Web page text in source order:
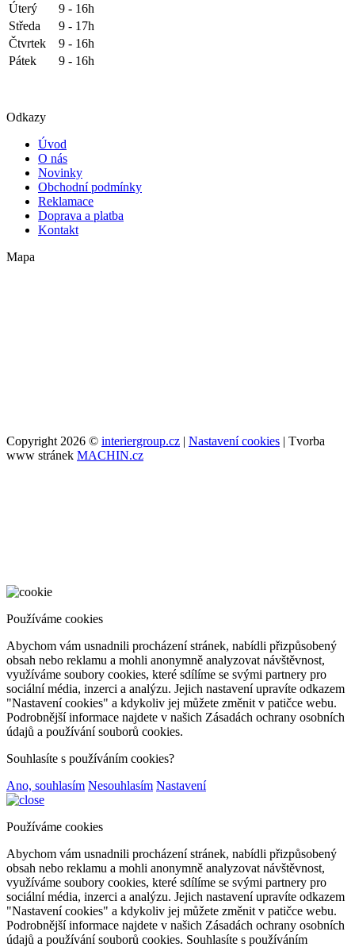
Úterý
9 - 16h
Středa
9 - 17h
Čtvrtek
9 - 16h
Pátek
9 - 16h
Odkazy
Úvod
O nás
Novinky
Obchodní podmínky
Reklamace
Doprava a platba
Kontakt
Mapa
Copyright 2026 © interiergroup.cz | Nastavení cookies | Tvorba
www stránek MACHIN.cz
Používáme cookies
Abychom vám usnadnili procházení stránek, nabídli přizpůsobený
obsah nebo reklamu a mohli anonymně analyzovat návštěvnost,
využíváme soubory cookies, které sdílíme se svými partnery pro
sociální média, inzerci a analýzu. Jejich nastavení upravíte odkazem
"Nastavení cookies" a kdykoliv jej můžete změnit v patičce webu.
Podrobnější informace najdete v našich Zásadách ochrany osobních
údajů a používání souborů cookies.
Souhlasíte s používáním cookies?
Ano, souhlasím Nesouhlasím Nastavení
Používáme cookies
Abychom vám usnadnili procházení stránek, nabídli přizpůsobený
obsah nebo reklamu a mohli anonymně analyzovat návštěvnost,
využíváme soubory cookies, které sdílíme se svými partnery pro
sociální média, inzerci a analýzu. Jejich nastavení upravíte odkazem
"Nastavení cookies" a kdykoliv jej můžete změnit v patičce webu.
Podrobnější informace najdete v našich Zásadách ochrany osobních
údajů a používání souborů cookies. Souhlasíte s používáním